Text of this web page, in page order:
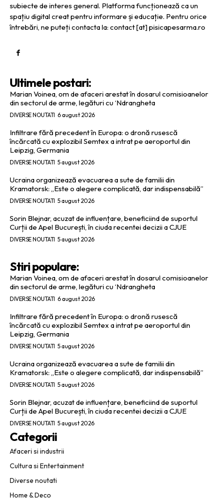
subiecte de interes general. Platforma funcționează ca un
spațiu digital creat pentru informare și educație. Pentru orice
întrebări, ne puteți contacta la: contact [at] pisicapesarma.ro
Ultimele postari:
Marian Voinea, om de afaceri arestat în dosarul comisioanelor
din sectorul de arme, legături cu ‘Ndrangheta
DIVERSE NOUTATI 6 august 2026
Infiltrare fără precedent în Europa: o dronă rusescă
încărcată cu explozibil Semtex a intrat pe aeroportul din
Leipzig, Germania
DIVERSE NOUTATI 5 august 2026
Ucraina organizează evacuarea a sute de familii din
Kramatorsk: „Este o alegere complicată, dar indispensabilă”
DIVERSE NOUTATI 5 august 2026
Sorin Blejnar, acuzat de influențare, beneficiind de suportul
Curții de Apel București, în ciuda recentei decizii a CJUE
DIVERSE NOUTATI 5 august 2026
Stiri populare:
Marian Voinea, om de afaceri arestat în dosarul comisioanelor
din sectorul de arme, legături cu ‘Ndrangheta
DIVERSE NOUTATI 6 august 2026
Infiltrare fără precedent în Europa: o dronă rusescă
încărcată cu explozibil Semtex a intrat pe aeroportul din
Leipzig, Germania
DIVERSE NOUTATI 5 august 2026
Ucraina organizează evacuarea a sute de familii din
Kramatorsk: „Este o alegere complicată, dar indispensabilă”
DIVERSE NOUTATI 5 august 2026
Sorin Blejnar, acuzat de influențare, beneficiind de suportul
Curții de Apel București, în ciuda recentei decizii a CJUE
DIVERSE NOUTATI 5 august 2026
Categorii
Afaceri si industrii
Cultura si Entertainment
Diverse noutati
Home & Deco